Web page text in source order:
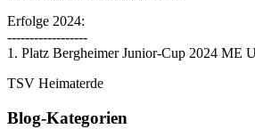
Erfolge 2024:
------------------
1. Platz Bergheimer Junior-Cup 2024 ME
TSV Heimaterde
Blog-Kategorien